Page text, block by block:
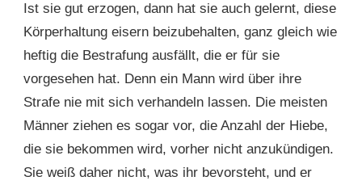
Ist sie gut erzogen, dann hat sie auch gelernt, diese
Körperhaltung eisern beizubehalten, ganz gleich wie
heftig die Bestrafung ausfällt, die er für sie
vorgesehen hat. Denn ein Mann wird über ihre
Strafe nie mit sich verhandeln lassen. Die meisten
Männer ziehen es sogar vor, die Anzahl der Hiebe,
die sie bekommen wird, vorher nicht anzukündigen.
Sie weiß daher nicht, was ihr bevorsteht, und er